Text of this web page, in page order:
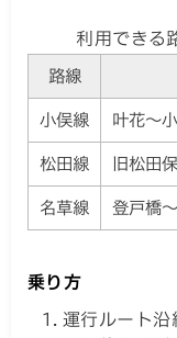
利用できる
路線
小俣線 叶花～
松田線 旧松田
名草線 登戸橋
乗り方
運行ルート沿